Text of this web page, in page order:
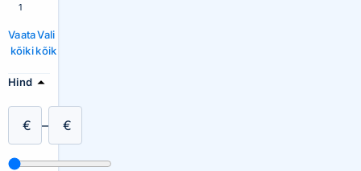
1
Vaata
kõiki
Vali
kõik
Hind
€ – €